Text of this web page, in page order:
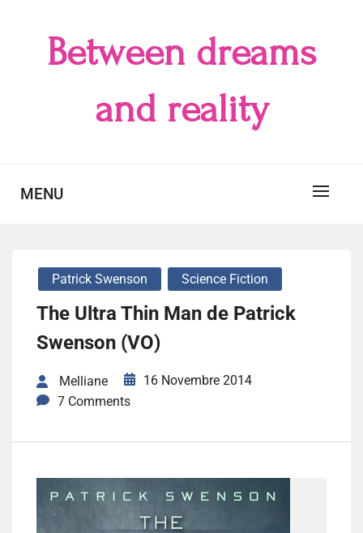
Between dreams
and reality
MENU
Patrick Swenson Science Fiction
The Ultra Thin Man de Patrick
Swenson (VO)
Melliane
16 Novembre 2014
7 Comments